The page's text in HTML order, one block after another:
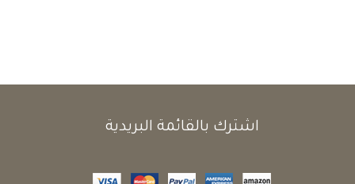
اشترك بالقائمة البريدية